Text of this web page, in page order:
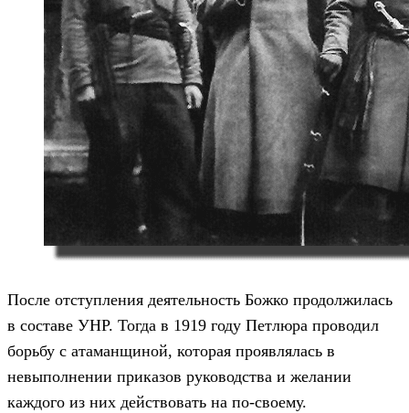
После отступления деятельность Божко продолжилась
в составе УНР. Тогда в 1919 году Петлюра проводил
борьбу с атаманщиной, которая проявлялась в
невыполнении приказов руководства и желании
каждого из них действовать на по-своему.